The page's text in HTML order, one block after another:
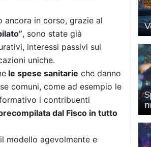
ancora in corso, grazie al
, sono state già
interessi passivi sui
uniche.
le spese sanitarie che danno
comuni, come ad esempio le
i contribuenti
dal Fisco in tutto
modello agevolmente e